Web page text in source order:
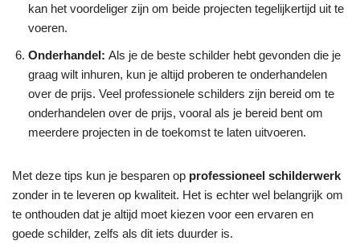
kan het voordeliger zijn om beide projecten tegelijkertijd uit te
voeren.
Onderhandel: Als je de beste schilder hebt gevonden die je
graag wilt inhuren, kun je altijd proberen te onderhandelen
over de prijs. Veel professionele schilders zijn bereid om te
onderhandelen over de prijs, vooral als je bereid bent om
meerdere projecten in de toekomst te laten uitvoeren.
Met deze tips kun je besparen op professioneel schilderwerk
zonder in te leveren op kwaliteit. Het is echter wel belangrijk om
te onthouden dat je altijd moet kiezen voor een ervaren en
goede schilder, zelfs als dit iets duurder is.